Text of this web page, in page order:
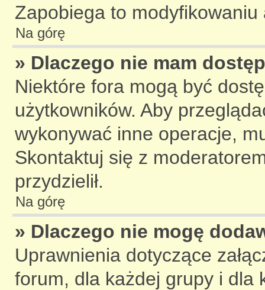
Zapobiega to
Na górę
» Dlaczego nie mam
Niektóre fora mogą być
użytkowników. Aby
wykonywać inne operacje,
Skontaktuj się z
przydzielił.
Na górę
» Dlaczego nie mogę
Uprawnienia dotyczące
forum, dla każdej grupy i dla